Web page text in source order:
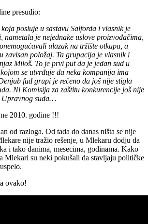
posluje u sastavu Salforda i vlasnik je
je nejednake uslove proizvođačima,
ulazak na tržište otkupa, a
zavisan položaj. Ta grupacija je vlasnik i
Miloš. To je prvi put da je jedan sud u
se utvrđuje da neka kompanija ima
fud grupi je rečeno da još nije stigla
Ni Komisija za zaštitu konkurencije još nije
od razloga. Od tada do danas ništa se nije
nije tražio rešenje, u Mlekaru dodju da
i tako danima, mesecima, godinama. Kako
Mlekari su neki pokušali da stavljaju političke